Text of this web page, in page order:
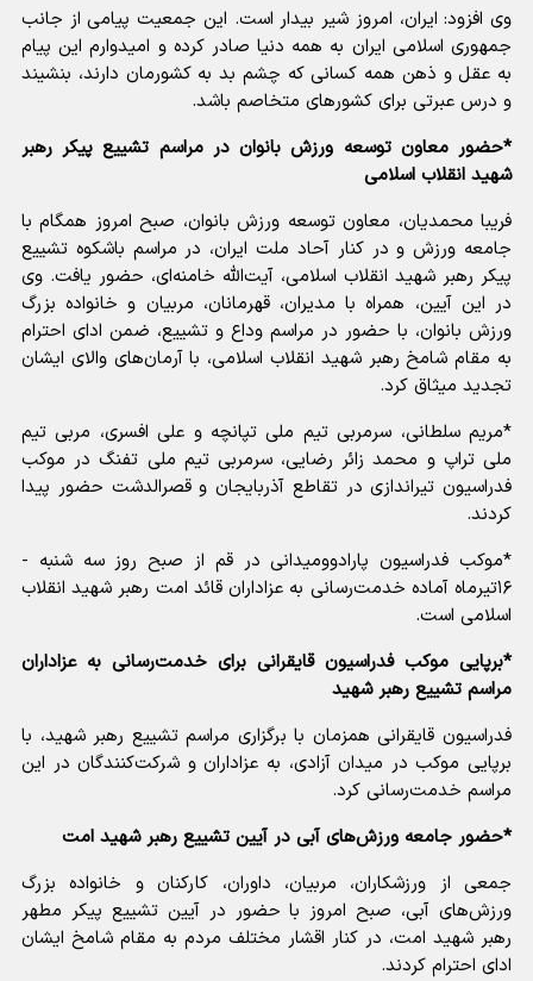
وی افزود: ایران، امروز شیر بیدار است. این جمعیت پیامی از جانب
جمهوری اسلامی ایران به همه دنیا صادر کرده و امیدوارم این پیام
به عقل و ذهن همه کسانی که چشم بد به کشورمان دارند، بنشیند
و درس عبرتی برای کشورهای متخاصم باشد.
*حضور معاون توسعه ورزش بانوان در مراسم تشییع پیکر رهبر
شهید انقلاب اسلامی
فریبا محمدیان، معاون توسعه ورزش بانوان، صبح امروز همگام با
جامعه ورزش و در کنار آحاد ملت ایران، در مراسم باشکوه تشییع
پیکر رهبر شهید انقلاب اسلامی، آیت‌الله خامنه‌ای، حضور یافت. وی
در این آیین، همراه با مدیران، قهرمانان، مربیان و خانواده بزرگ
ورزش بانوان، با حضور در مراسم وداع و تشییع، ضمن ادای احترام
به مقام شامخ رهبر شهید انقلاب اسلامی، با آرمان‌های والای ایشان
تجدید میثاق کرد.
*مریم سلطانی، سرمربی تیم ملی تپانچه و علی افسری، مربی تیم
ملی تراپ و محمد زائر رضایی، سرمربی تیم ملی تفنگ در موکب
فدراسیون تیراندازی در تقاطع آذربایجان و قصرالدشت حضور پیدا
کردند.
*موکب فدراسیون پارادوومیدانی در قم از صبح روز سه شنبه -
۱۶تیرماه آماده خدمت‌رسانی به عزاداران قائد امت رهبر شهید انقلاب
اسلامی است.
*برپایی موکب فدراسیون قایقرانی برای خدمت‌رسانی به عزاداران
مراسم تشییع رهبر شهید
فدراسیون قایقرانی همزمان با برگزاری مراسم تشییع رهبر شهید، با
برپایی موکب در میدان آزادی، به عزاداران و شرکت‌کنندگان در این
مراسم خدمت‌رسانی کرد.
*حضور جامعه ورزش‌های آبی در آیین تشییع رهبر شهید امت
جمعی از ورزشکاران، مربیان، داوران، کارکنان و خانواده بزرگ
ورزش‌های آبی، صبح امروز با حضور در آیین تشییع پیکر مطهر
رهبر شهید امت، در کنار اقشار مختلف مردم به مقام شامخ ایشان
ادای احترام کردند.